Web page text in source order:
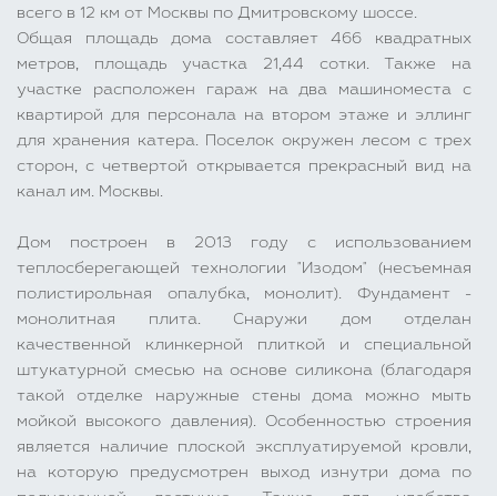
всего в 12 км от Москвы по Дмитровскому шоссе.
Общая площадь дома составляет 466 квадратных
метров, площадь участка 21,44 сотки. Также на
участке расположен гараж на два машиноместа с
квартирой для персонала на втором этаже и эллинг
для хранения катера. Поселок окружен лесом с трех
сторон, с четвертой открывается прекрасный вид на
канал им. Москвы.
Дом построен в 2013 году с использованием
теплосберегающей технологии "Изодом" (несъемная
полистирольная опалубка, монолит). Фундамент -
монолитная плита. Снаружи дом отделан
качественной клинкерной плиткой и специальной
штукатурной смесью на основе силикона (благодаря
такой отделке наружные стены дома можно мыть
мойкой высокого давления). Особенностью строения
является наличие плоской эксплуатируемой кровли,
на которую предусмотрен выход изнутри дома по